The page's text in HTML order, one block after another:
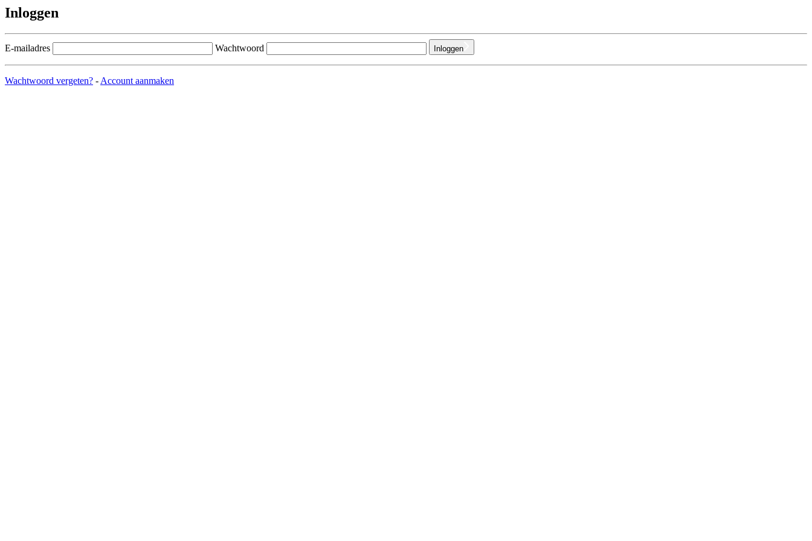
Inloggen
E-mailadres Wachtwoord Inloggen
Wachtwoord vergeten? - Account aanmaken